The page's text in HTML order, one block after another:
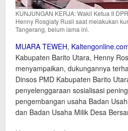
KUNJUNGAN KERJA: Wakil Ketua II
Henny Rosgiaty Rusli saat melakukan
Tangerang, belum lama ini.
MUARA TEWEH,
Kabupaten Barito Utara, Henny
menyampaikan, dukungannya
Dinsos PMD Kabupaten Barito
penyelenggaraan sosialisasi
pengembangan usaha Badan
dan Badan Usaha Milik Desa